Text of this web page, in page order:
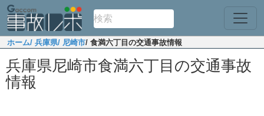
ホーム/ 兵庫県/ 尼崎市/ 食満六丁目の交通事故情報
兵庫県尼崎市食満六丁目の交通事故
情報